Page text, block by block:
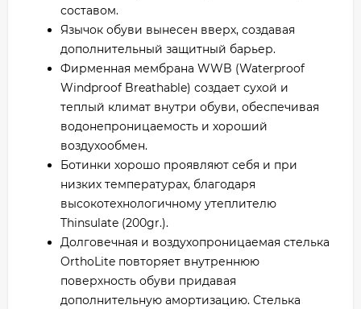
составом.
Язычок обуви вынесен вверх, создавая
дополнительный защитный барьер.
Фирменная мембрана WWB (Waterproof
Windproof Breathable) создает сухой и
теплый климат внутри обуви, обеспечивая
водонепроницаемость и хороший
воздухообмен.
Ботинки хорошо проявляют себя и при
низких температурах, благодаря
высокотехнологичному утеплителю
Thinsulate (200gr.).
Долговечная и воздухопроницаемая стелька
OrthoLite повторяет внутреннюю
поверхность обуви придавая
дополнительную амортизацию. Стелька